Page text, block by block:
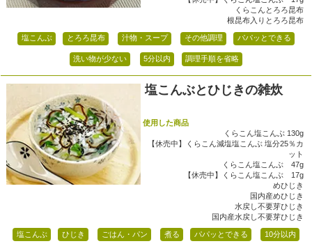
くらこんとろろ昆布
根昆布入りとろろ昆布
塩こんぶ とろろ昆布 汁物・スープ その他調理 パパッとできる
洗い物が少ない 5分以内 調理手順を省略
塩こんぶとひじきの雑炊
使用した商品
くらこん塩こんぶ 130g
【休売中】くらこん減塩塩こんぶ 塩分25％カ
ット
くらこん塩こんぶ 47g
【休売中】くらこん塩こんぶ 17g
めひじき
国内産めひじき
水戻し不要芽ひじき
国内産水戻し不要芽ひじき
塩こんぶ ひじき ごはん・パン 煮る パパッとできる 10分以内